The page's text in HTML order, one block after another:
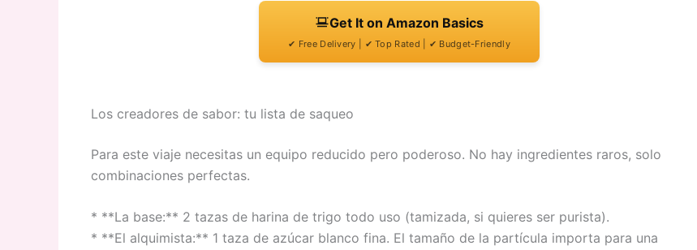
Get It on Amazon Basics
✔ Free Delivery | ✔ Top Rated | ✔ Budget-Friendly
Los creadores de sabor: tu lista de saqueo
Para este viaje necesitas un equipo reducido pero poderoso. No hay ingredientes raros, solo
combinaciones perfectas.
* **La base:** 2 tazas de harina de trigo todo uso (tamizada, si quieres ser purista).
* **El alquimista:** 1 taza de azúcar blanco fina. El tamaño de la partícula importa para una